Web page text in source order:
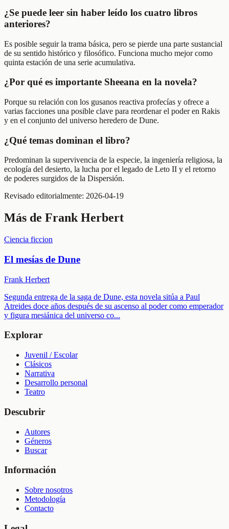
¿Se puede leer sin haber leído los cuatro libros
anteriores?
Es posible seguir la trama básica, pero se pierde una parte sustancial
de su sentido histórico y filosófico. Funciona mucho mejor como
quinta estación de una serie acumulativa.
¿Por qué es importante Sheeana en la novela?
Porque su relación con los gusanos reactiva profecías y ofrece a
varias facciones una posible clave para reordenar el poder en Rakis
y en el conjunto del universo heredero de Dune.
¿Qué temas dominan el libro?
Predominan la supervivencia de la especie, la ingeniería religiosa, la
ecología del desierto, la lucha por el legado de Leto II y el retorno
de poderes surgidos de la Dispersión.
Revisado editorialmente: 2026-04-19
Más de Frank Herbert
Ciencia ficcion
El mesías de Dune
Frank Herbert
Segunda entrega de la saga de Dune, esta novela sitúa a Paul
Atreides doce años después de su ascenso al poder como emperador
y figura mesiánica del universo co...
Explorar
Juvenil / Escolar
Clásicos
Narrativa
Desarrollo personal
Teatro
Descubrir
Autores
Géneros
Buscar
Información
Sobre nosotros
Metodología
Contacto